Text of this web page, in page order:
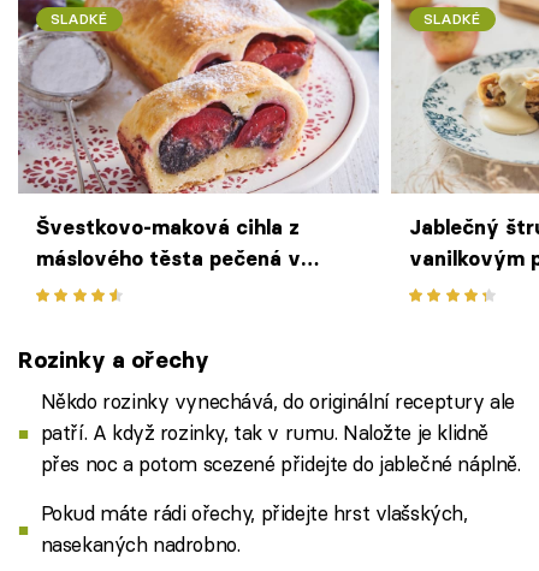
SLADKÉ
Švestkovo-maková cihla z
máslového těsta pečená v
chlebíčkové formě – tak trochu
SLADKÉ
Jablečný
vanilkovým
Rozinky a ořechy
Někdo rozinky vynechává, do originální receptury ale
patří. A když rozinky, tak v rumu. Naložte je klidně
přes noc a potom scezené přidejte do jablečné náplně.
Pokud máte rádi ořechy, přidejte hrst vlašských,
nasekaných nadrobno.